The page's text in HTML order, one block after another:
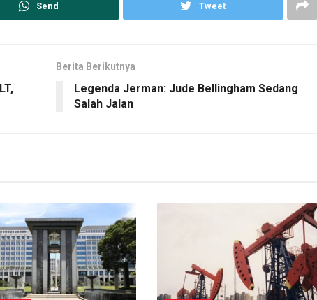
Send Tweet
Berita Berikutnya
Legenda Jerman: Jude Bellingham Sedang
Salah Jalan